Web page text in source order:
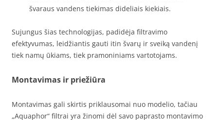
švaraus vandens tiekimas dideliais kiekiais.
Sujungus šias technologijas, padidėja filtravimo
efektyvumas, leidžiantis gauti itin švarų ir sveiką vandenį
tiek namų ūkiams, tiek pramoniniams vartotojams.
Montavimas ir priežiūra
Montavimas gali skirtis priklausomai nuo modelio, tačiau
„Aquaphor“ filtrai yra žinomi dėl savo paprasto montavimo